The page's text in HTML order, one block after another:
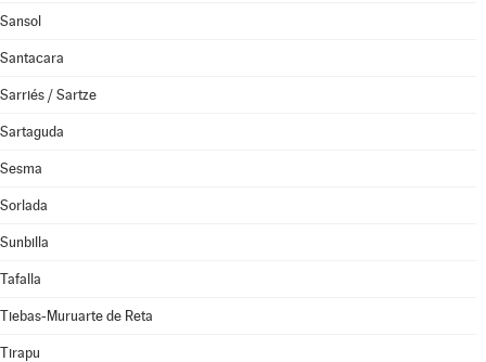
Sansol
Santacara
Sarriés / Sartze
Sartaguda
Sesma
Sorlada
Sunbilla
Tafalla
Tiebas-Muruarte de Reta
Tirapu